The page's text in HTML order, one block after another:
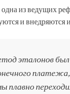
из ведущих
и внедряются
эталонов был
плавно